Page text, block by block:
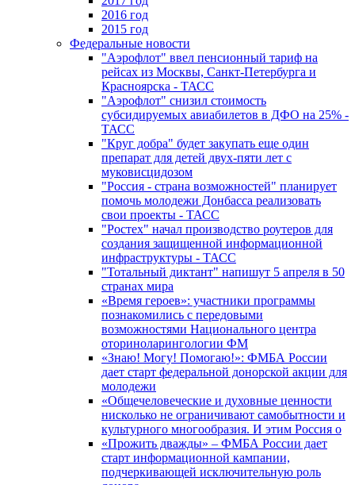
2016 год
2015 год
Федеральные новости
"Аэрофлот" ввел пенсионный тариф на
рейсах из Москвы, Санкт-Петербурга и
Красноярска - ТАСС
"Аэрофлот" снизил стоимость
субсидируемых авиабилетов в ДФО на 25% -
ТАСС
"Круг добра" будет закупать еще один
препарат для детей двух-пяти лет с
муковисцидозом
"Россия - страна возможностей" планирует
помочь молодежи Донбасса реализовать
свои проекты - ТАСС
"Ростех" начал производство роутеров для
создания защищенной информационной
инфраструктуры - ТАСС
"Тотальный диктант" напишут 5 апреля в 50
странах мира
«Время героев»: участники программы
познакомились с передовыми
возможностями Национального центра
оториноларингологии ФМ
«Знаю! Могу! Помогаю!»: ФМБА России
дает старт федеральной донорской акции для
молодежи
«Общечеловеческие и духовные ценности
нисколько не ограничивают самобытности и
культурного многообразия. И этим Россия о
«Прожить дважды» – ФМБА России дает
старт информационной кампании,
подчеркивающей исключительную роль